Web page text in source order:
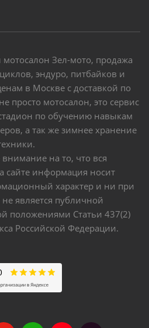
Зел-мото, продажа
эндуро, питбайков и
в Москве с доставкой по
просто мотосалон, это сервис
по обучению навыкам
а так же зимнее хранение
на то, что вся
сайте информация носит
характер и ни при
является публичной
положениями Статьи 437(2)
Российской Федерации.